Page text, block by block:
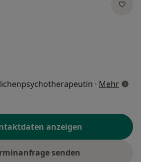
· Mehrüber
anzeigen
senden